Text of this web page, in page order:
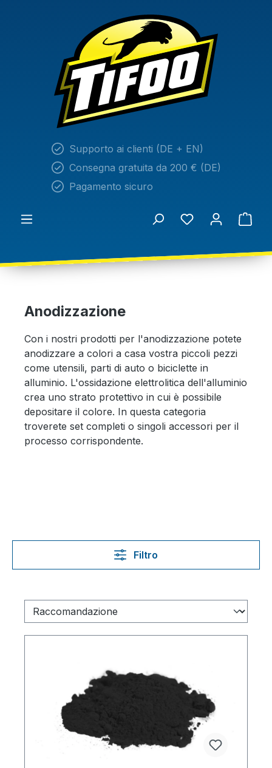
Supporto ai clienti (DE + EN)
Consegna gratuita da 200 € (DE)
Pagamento sicuro
Anodizzazione
Con i nostri prodotti per l'anodizzazione potete
anodizzare a colori a casa vostra piccoli pezzi
come utensili, parti di auto o biciclette in
alluminio. L'ossidazione elettrolitica dell'alluminio
crea uno strato protettivo in cui è possibile
depositare il colore. In questa categoria
troverete set completi o singoli accessori per il
processo corrispondente.
Filtro